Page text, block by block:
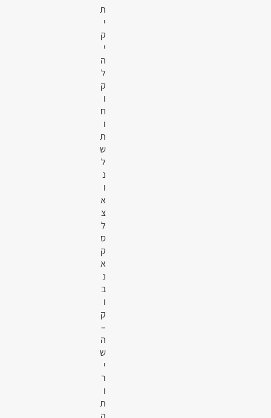
ת
י
ק
י
ה
ל
ק
ו
ח
ו
ת
ש
ל
נ
ו
א
צ
ל
ס
ק
א
נ
ב
ו
ק
–
ה
ש
י
ר
ו
ת